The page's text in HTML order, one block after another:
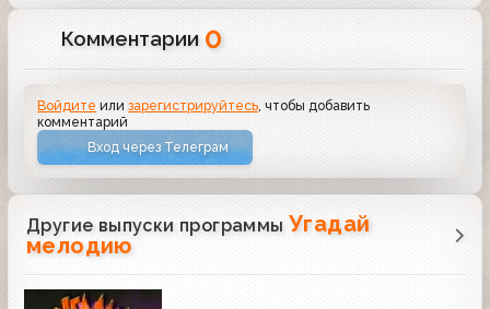
Комментарии 0
Войдите илизарегистрируйтесь , чтобы добавить
комментарий
Вход через Телеграм
Другие выпуски программы Угадай
мелодию